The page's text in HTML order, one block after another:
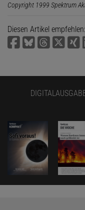
Copyright 1999 Spektrum
Diesen Artikel empfehlen: